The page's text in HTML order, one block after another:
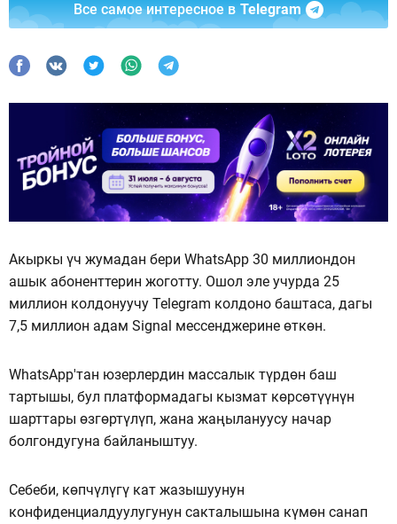
Все самое интересное в Telegram
Акыркы үч жумадан бери WhatsApp 30 миллиондон
ашык абоненттерин жоготту. Ошол эле учурда 25
миллион колдонуучу Telegram колдоно баштаса, дагы
7,5 миллион адам Signal мессенджерине өткөн.
WhatsApp'тан юзерлердин массалык түрдөн баш
тартышы, бул платформадагы кызмат көрсөтүүнүн
шарттары өзгөртүлүп, жана жаңылануусу начар
болгондугуна байланыштуу.
Себеби, көпчүлүгү кат жазышуунун
конфиденциалдуулугунун сакталышына күмөн санап